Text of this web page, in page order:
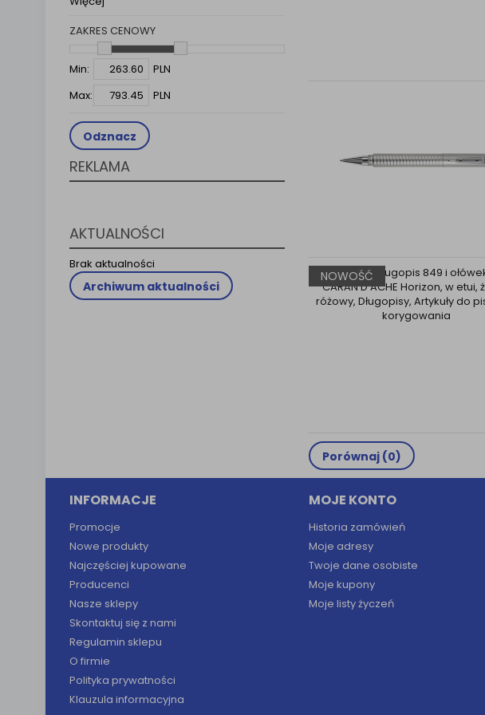
ZAKRES CENOWY
Min:
PLN
Max:
PLN
Odznacz
REKLAMA
AKTUALNOŚCI
Brak aktualności
Archiwum aktualności
NOWOŚĆ
Porównaj (0)
INFORMACJE
Promocje
Nowe produkty
Najczęściej kupowane
Producenci
Nasze sklepy
Skontaktuj się z nami
Regulamin sklepu
O firmie
Polityka prywatności
Klauzula informacyjna
MOJE KONTO
Historia zamówień
Moje adresy
Twoje dane osobiste
Moje kupony
Moje listy życzeń